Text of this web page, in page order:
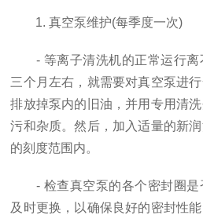
1. 真空泵维护(每季度一次)
- 等离子清洗机的正常运行离
三个月左右，就需要对真空泵进
排放掉泵内的旧油，并用专用清
污和杂质。然后，加入适量的新
的刻度范围内。
- 检查真空泵的各个密封圈是
及时更换，以确保良好的密封性